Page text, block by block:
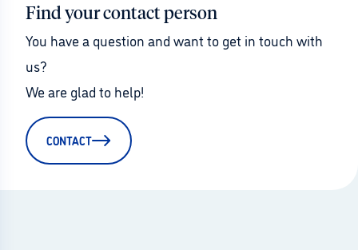
Find your contact person
You have a question and want to get in touch with
us?
We are glad to help!
CONTACT